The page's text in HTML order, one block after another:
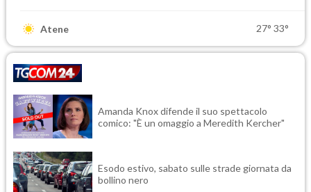
Atene 27° 33°
Amanda Knox difende il suo spettacolo
comico: "È un omaggio a Meredith Kercher"
Esodo estivo, sabato sulle strade giornata da
bollino nero